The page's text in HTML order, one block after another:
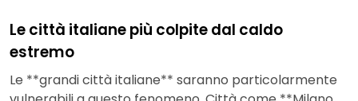
Le città italiane più colpite dal caldo
estremo
Le **grandi città italiane** saranno particolarmente